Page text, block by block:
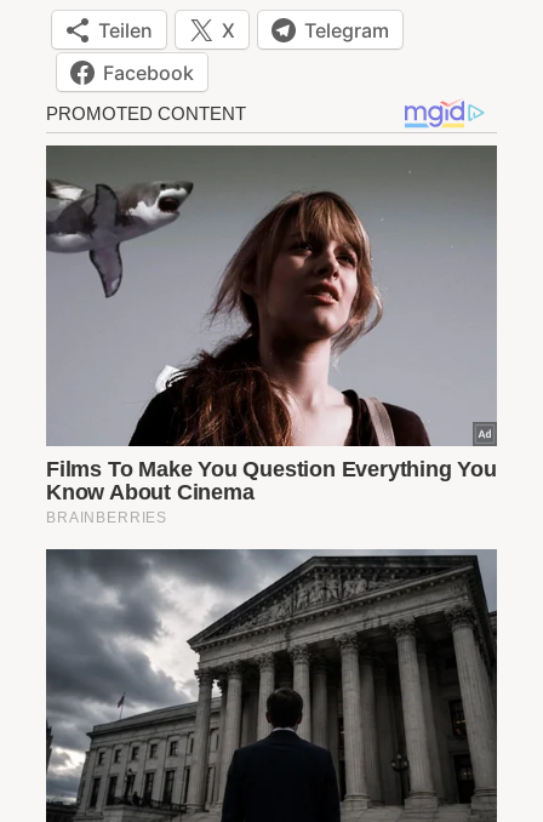
Teilen X
Telegram
Facebook